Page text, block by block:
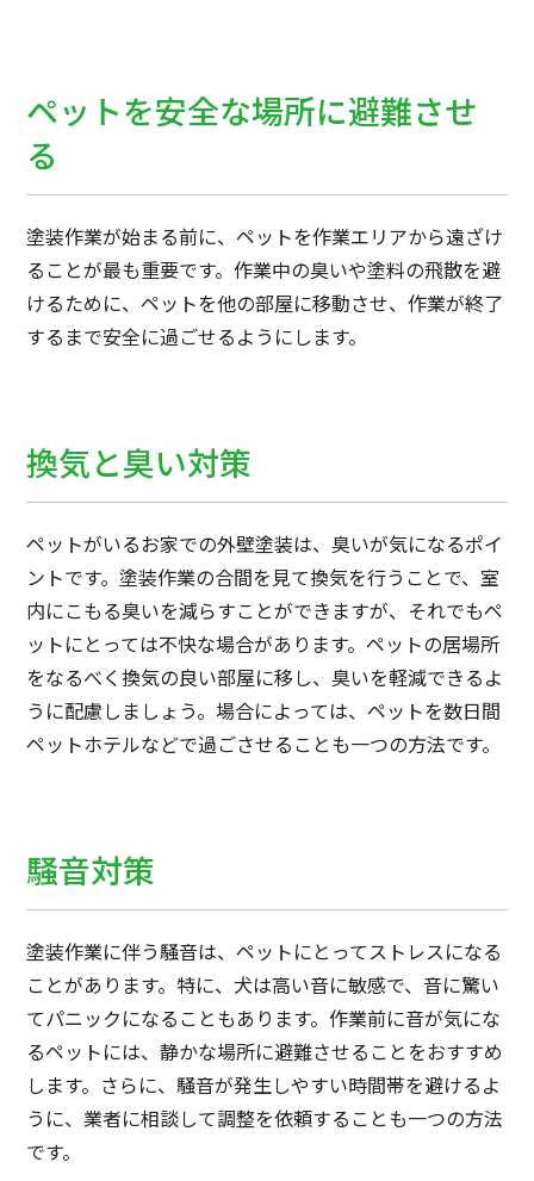
ペットを安全な場所に避難させ
る
塗装作業が始まる前に、ペットを作業エリアから遠ざけ
ることが最も重要です。作業中の臭いや塗料の飛散を避
けるために、ペットを他の部屋に移動させ、作業が終了
するまで安全に過ごせるようにします。
換気と臭い対策
ペットがいるお家での外壁塗装は、臭いが気になるポイ
ントです。塗装作業の合間を見て換気を行うことで、室
内にこもる臭いを減らすことができますが、それでもペ
ットにとっては不快な場合があります。ペットの居場所
をなるべく換気の良い部屋に移し、臭いを軽減できるよ
うに配慮しましょう。場合によっては、ペットを数日間
ペットホテルなどで過ごさせることも一つの方法です。
騒音対策
塗装作業に伴う騒音は、ペットにとってストレスになる
ことがあります。特に、犬は高い音に敏感で、音に驚い
てパニックになることもあります。作業前に音が気にな
るペットには、静かな場所に避難させることをおすすめ
します。さらに、騒音が発生しやすい時間帯を避けるよ
うに、業者に相談して調整を依頼することも一つの方法
です。